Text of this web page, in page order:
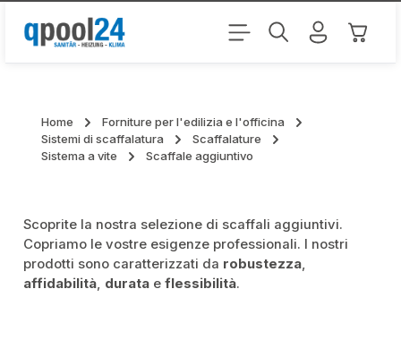
Passa al contenuto principale Il
Home
Forniture per l'edilizia e l'officina
Sistemi di scaffalatura
Scaffalature
Sistema a vite
Scaffale aggiuntivo
Scoprite la nostra selezione di scaffali aggiuntivi.
Copriamo le vostre esigenze professionali. I nostri
prodotti sono caratterizzati da robustezza,
affidabilità, durata eflessibilità.